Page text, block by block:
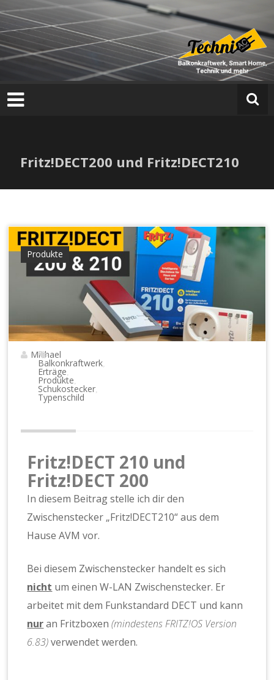
T
e
a
c
Fritz!DECT200 und Fritz!DECT210
Produkte
Michael
Balkonkraftwerk,
Erträge
Produkte
Schukostecker,
Typenschild
Fritz!DECT 210 und
Fritz!DECT 200
In diesem Beitrag stelle ich dir den
Zwischenstecker „Fritz!DECT210“ aus dem
Hause AVM vor.
Bei diesem Zwischenstecker handelt es sich
nicht um einen W-LAN Zwischenstecker. Er
arbeitet mit dem Funkstandard DECT und kann
nuran Fritzboxen (mindestens FRITZ!OS Version
6.83)verwendet werden.